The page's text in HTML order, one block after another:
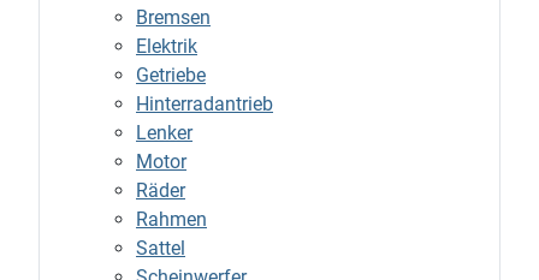
Bremsen
Elektrik
Getriebe
Hinterradantrieb
Lenker
Motor
Räder
Rahmen
Sattel